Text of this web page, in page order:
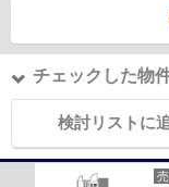
チェックした物
検討リストに